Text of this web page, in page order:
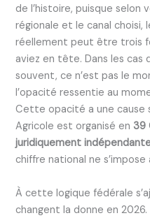
de l’histoire, puisque
régionale et le canal choisi,
réellement peut être trois
aviez en tête. Dans les cas
souvent, ce n’est pas le
l’opacité ressentie au
Cette opacité a une cause
Agricole est organisé en 39
juridiquement
chiffre national ne
À cette logique fédérale
changent la donne en